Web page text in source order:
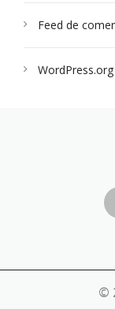
Feed de
WordPress.org
©